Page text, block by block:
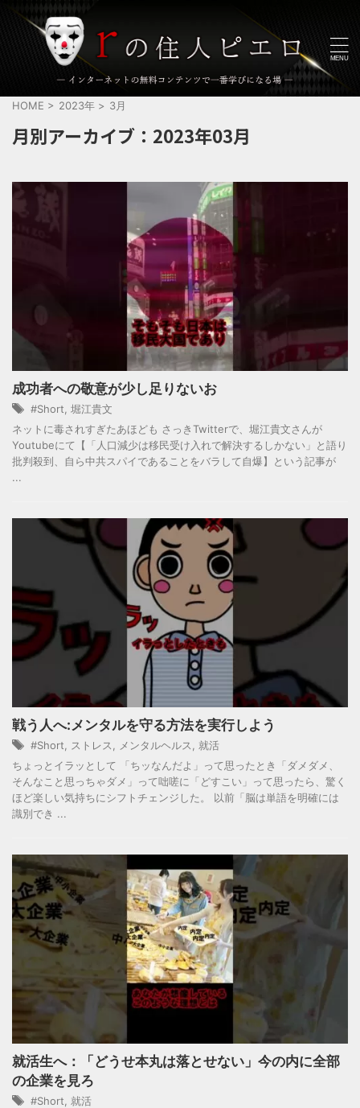
HOME > 2023年 > 3月
月別アーカイブ：2023年03月
成功者への敬意が少し足りないお
#Short 堀江貴文
ネットに毒されすぎたあほども さっきTwitterで、堀江貴文さんが
Youtubeにて【「人口減少は移民受け入れで解決するしかない」と語り
批判殺到、自ら中共スパイであることをバラして自爆】という記事が
...
戦う人へ:メンタルを守る方法を実行しよう
#Short ストレス メンタルヘルス
就活
ちょっとイラッとして 「ちッなんだよ」って思ったとき「ダメダメ、
そんなこと思っちゃダメ」って咄嗟に「どすこい」って思ったら、驚く
ほど楽しい気持ちにシフトチェンジした。 以前「脳は単語を明確には
識別でき ...
就活生へ：「どうせ本丸は落とせない」今の内に全部
の企業を見ろ
#Short
就活